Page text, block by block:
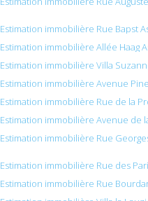
Estimation immobilière Rue Bapst
Estimation immobilière Allée Haag
Estimation immobilière Villa
Estimation immobilière Avenue
Estimation immobilière Rue de la
Estimation immobilière Avenue de
Estimation immobilière Rue
Estimation immobilière Rue des
Estimation immobilière Rue